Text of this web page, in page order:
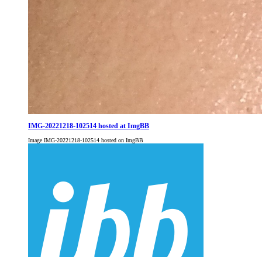
IMG-20221218-102514 hosted at ImgBB
Image IMG-20221218-102514 hosted on ImgBB